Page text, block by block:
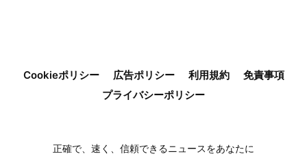
Cookieポリシー 広告ポリシー 利用規約
免責事項
プライバシーポリシー
正確で、速く、信頼できるニュースをあなたに